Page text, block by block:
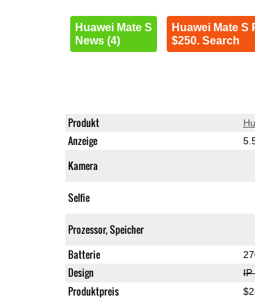
Huawei Mate S
News (4)
Huawei Mate S
$250. Search
Produkt
Anzeige
Kamera
Selfie
Prozessor, Speicher
Batterie
Design IP
Produktpreis